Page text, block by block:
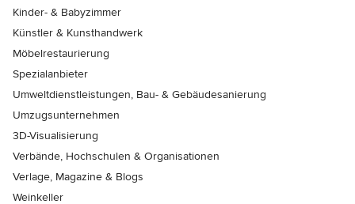
Kinder- & Babyzimmer
Künstler & Kunsthandwerk
Möbelrestaurierung
Spezialanbieter
Umweltdienstleistungen, Bau- & Gebäudesanierung
Umzugsunternehmen
3D-Visualisierung
Verbände, Hochschulen & Organisationen
Verlage, Magazine & Blogs
Weinkeller